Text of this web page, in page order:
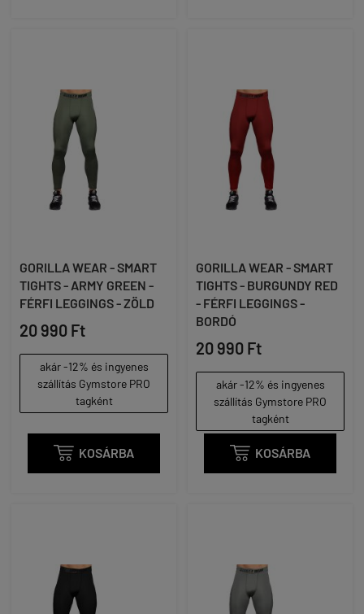
GORILLA WEAR - SMART
TIGHTS - ARMY GREEN -
FÉRFI LEGGINGS - ZÖLD
20 990 Ft
akár -12% és ingyenes
szállítás Gymstore PRO
tagként
 KOSÁRBA
GORILLA WEAR - SMART
TIGHTS - BURGUNDY RED
- FÉRFI LEGGINGS -
BORDÓ
20 990 Ft
akár -12% és ingyenes
szállítás Gymstore PRO
tagként
 KOSÁRBA